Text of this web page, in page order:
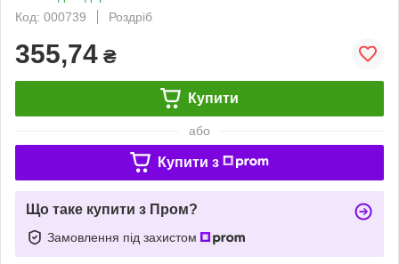
Код: 000739
Роздріб
355,74 ₴
Купити
або
Купити з
Що таке купити з Пром?
Замовлення під захистом